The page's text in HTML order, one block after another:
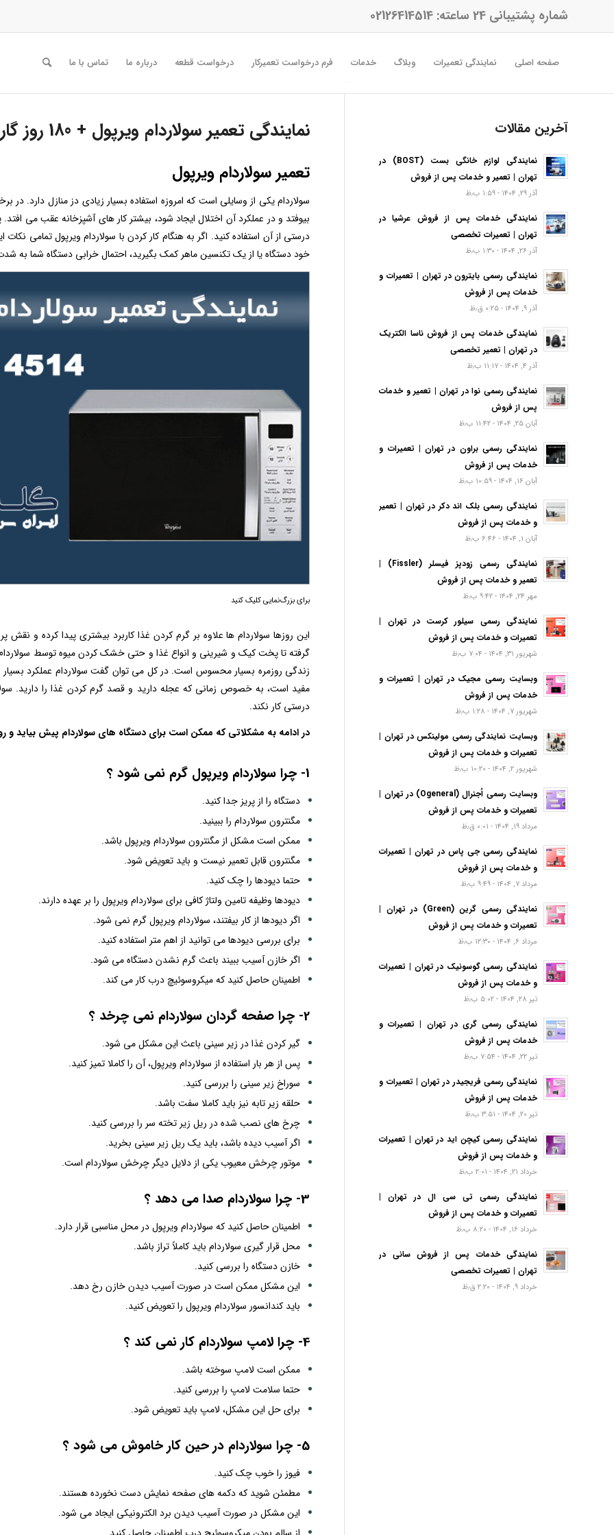
شماره پشتیبانی 24 ساعته: 02126414514
صفحه اصلی نمایندگی تعمیرات وبلاگ خدمات فرم درخواست تعمیرکار درخواست قطعه درباره ما تماس با ما
نمایندگی تعمیر سولاردام ویرپول + 180 روز گارانتی
تعمیر سولاردام ویرپول
سولاردام یکی از وسایلی است که امروزه استفاده بسیار زیادی دز منازل دارد. در
بیوفتد و در عملکرد آن اختلال ایجاد شود، بیشتر کار های آشپزخانه عقب می
درستی از آن استفاده کنید. اگر به هنگام کار کردن با سولاردام ویرپول تمامی
خود دستگاه یا از یک تکنسین ماهر کمک بگیرید، احتمال خرابی دستگاه شما به
برای بزرگ‌نمایی کلیک کنید
این روزها سولاردام ها علاوه بر گرم کردن غذا کاربرد بیشتری پیدا کرده و
گرفته تا پخت کیک و شیرینی و انواع غذا و حتی خشک کردن میوه توسط سولاردام
زندگی روزمره بسیار محسوس است. در کل می توان گفت سولاردام عملکرد بسیار
مفید است، به خصوص زمانی که عجله دارید و قصد گرم کردن غذا را دارید.
درستی کار نکند.
در ادامه به مشکلاتی که ممکن است برای دستگاه های سولاردام پیش بیاید
1- چرا سولاردام ویرپول گرم نمی شود ؟
دستگاه را از پریز جدا کنید.
مگنترون سولاردام را ببینید.
ممکن است مشکل از مگنترون سولاردام ویرپول باشد.
مگنترون قابل تعمیر نیست و باید تعویض شود.
حتما دیودها را چک کنید.
دیودها وظیفه تامین ولتاژ کافی برای سولاردام ویرپول را بر عهده دارند.
اگر دیودها از کار بیفتند، سولاردام ویرپول گرم نمی شود.
برای بررسی دیودها می توانید از اهم متر استفاده کنید.
اگر خازن آسیب ببیند باعث گرم نشدن دستگاه می شود.
اطمینان حاصل کنید که میکروسوئیچ درب کار می کند.
2- چرا صفحه گردان سولاردام نمی چرخد ؟
گیر کردن غذا در زیر سینی باعث این مشکل می شود.
پس از هر بار استفاده از سولاردام ویرپول، آن را کاملا تمیز کنید.
سوراخ زیر سینی را بررسی کنید.
حلقه زیر تابه نیز باید کاملا سفت باشد.
چرخ های نصب شده در ریل زیر تخته سر را بررسی کنید.
اگر آسیب دیده باشد، باید یک ریل زیر سینی بخرید.
موتور چرخش معیوب یکی از دلایل دیگر چرخش سولاردام است.
3- چرا سولاردام صدا می دهد ؟
اطمینان حاصل کنید که سولاردام ویرپول در محل مناسبی قرار دارد.
محل قرار گیری سولاردام باید کاملاً تراز باشد.
خازن دستگاه را بررسی کنید.
این مشکل ممکن است در صورت آسیب دیدن خازن رخ دهد.
باید کندانسور سولاردام ویرپول را تعویض کنید.
4- چرا لامپ سولاردام کار نمی کند ؟
ممکن است لامپ سوخته باشد.
حتما سلامت لامپ را بررسی کنید.
برای حل این مشکل، لامپ باید تعویض شود.
5- چرا سولاردام در حین کار خاموش می شود ؟
فیوز را خوب چک کنید.
مطمئن شوید که دکمه های صفحه نمایش دست نخورده هستند.
این مشکل در صورت آسیب دیدن برد الکترونیکی ایجاد می شود.
آخرین مقالات
نمایندگی لوازم خانگی بست (BOST) در
تهران | تعمیر و خدمات پس از فروش
آذر ۲۹, ۱۴۰۴ - ۱:۵۹ ب٫ظ
نمایندگی خدمات پس از فروش عرشیا در
تهران | تعمیرات تخصصی
آذر ۲۶, ۱۴۰۴ - ۱:۳۰ ب٫ظ
نمایندگی رسمی بایترون در تهران | تعمیرات و
خدمات پس از فروش
آذر ۹, ۱۴۰۴ - ۰:۲۵ ق٫ظ
نمایندگی خدمات پس از فروش ناسا الکتریک
در تهران | تعمیر تخصصی
آذر ۴, ۱۴۰۴ - ۱۱:۱۷ ب٫ظ
نمایندگی رسمی نوا در تهران | تعمیر و خدمات
پس از فروش
آبان ۲۵, ۱۴۰۴ - ۱۱:۴۲ ب٫ظ
نمایندگی رسمی براون در تهران | تعمیرات و
خدمات پس از فروش
آبان ۱۶, ۱۴۰۴ - ۱۰:۵۹ ب٫ظ
نمایندگی رسمی بلک اند دکر در تهران | تعمیر
و خدمات پس از فروش
آبان ۱, ۱۴۰۴ - ۶:۴۶ ب٫ظ
نمایندگی رسمی زودپز فیسلر (Fissler) |
تعمیر و خدمات پس از فروش
مهر ۲۴, ۱۴۰۴ - ۹:۴۲ ب٫ظ
نمایندگی رسمی سیلور کرست در تهران |
تعمیرات و خدمات پس از فروش
شهریور ۳۱, ۱۴۰۴ - ۷:۰۴ ب٫ظ
وبسایت رسمی مجیک در تهران | تعمیرات و
خدمات پس از فروش
شهریور ۷, ۱۴۰۴ - ۱:۲۸ ب٫ظ
وبسایت نمایندگی رسمی مولینکس در تهران |
تعمیرات و خدمات پس از فروش
شهریور ۲, ۱۴۰۴ - ۱۰:۲۰ ب٫ظ
وبسایت رسمی اُجنرال (Ogeneral) در تهران |
تعمیرات و خدمات پس از فروش
مرداد ۱۹, ۱۴۰۴ - ۰:۰۱ ق٫ظ
نمایندگی رسمی جی پاس در تهران | تعمیرات
و خدمات پس از فروش
مرداد ۷, ۱۴۰۴ - ۹:۴۹ ب٫ظ
نمایندگی رسمی گرین (Green) در تهران |
تعمیرات و خدمات پس از فروش
مرداد ۶, ۱۴۰۴ - ۱۲:۳۰ ب٫ظ
نمایندگی رسمی گوسونیک در تهران | تعمیرات
و خدمات پس از فروش
تیر ۲۸, ۱۴۰۴ - ۵:۰۲ ب٫ظ
نمایندگی رسمی گری در تهران | تعمیرات و
خدمات پس از فروش
تیر ۲۲, ۱۴۰۴ - ۷:۵۴ ب٫ظ
نمایندگی رسمی فریجیدر در تهران | تعمیرات و
خدمات پس از فروش
تیر ۲۰, ۱۴۰۴ - ۳:۵۱ ب٫ظ
نمایندگی رسمی کیچن اید در تهران | تعمیرات
و خدمات پس از فروش
خرداد ۲۱, ۱۴۰۴ - ۲:۰۱ ب٫ظ
نمایندگی رسمی تی سی ال در تهران |
تعمیرات و خدمات پس از فروش
خرداد ۱۶, ۱۴۰۴ - ۸:۲۰ ب٫ظ
نمایندگی خدمات پس از فروش سانی در
تهران | تعمیرات تخصصی
خرداد ۹, ۱۴۰۴ - ۲:۲۰ ق٫ظ